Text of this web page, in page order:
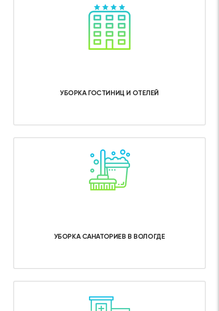
УБОРКА ГОСТИНИЦ И ОТЕЛЕЙ
Об услуге
УБОРКА САНАТОРИЕВ В ВОЛОГДЕ
Об услуге